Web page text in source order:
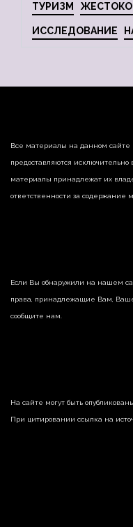
ТУРИЗМ
ИССЛЕДОВАНИЕ
Все материалы на данном сайте
предоставляются
материалы принадлежат их
ответственности за содержание
Если Вы обнаружили на нашем
права, принадлежащие Вам,
сообщите нам.
На сайте могут быть
При цитировании ссылка на